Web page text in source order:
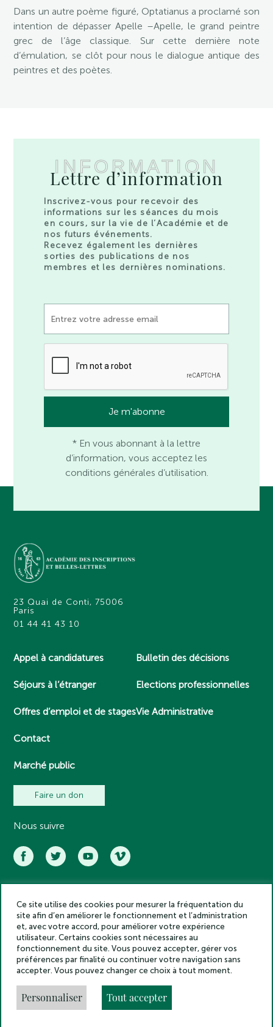
Dans un autre poème figuré, Optatianus a proclamé son
intention de dépasser Apelle –Apelle, le grand peintre
grec de l’âge classique. Sur cette dernière note
d’émulation, se clôt pour nous le dialogue antique des
peintres et des poètes.
INFORMATION
Lettre d’information
Inscrivez-vous pour recevoir des
informations sur les séances du mois
en cours, sur la vie de l’Académie et de
nos futurs événements.
Recevez également les dernières
sorties des publications de nos
membres et les dernières nominations.
* En vous abonnant à la lettre
d’information, vous acceptez les
conditions générales d’utilisation.
23 Quai de Conti, 75006
Paris
01 44 41 43 10
Appel à candidatures
Séjours à l’étranger
Offres d’emploi et de stages
Contact
Marché public
Bulletin des décisions
Elections professionnelles
Vie Administrative
Faire un don
Nous suivre
Académie des inscriptions et belles lettres – Tous droits réservés
2025
Politique de confidentialité
Mentions légales
Crédits
Gestion des cookies
Made by
Ce site utilise des cookies pour mesurer la fréquentation du
site afin d’en améliorer le fonctionnement et l’administration
et, avec votre accord, pour améliorer votre expérience
utilisateur. Certains cookies sont nécessaires au
fonctionnement du site. Vous pouvez accepter, gérer vos
préférences par finalité ou continuer votre navigation sans
accepter. Vous pouvez changer ce choix à tout moment.
Personnaliser Tout accepter